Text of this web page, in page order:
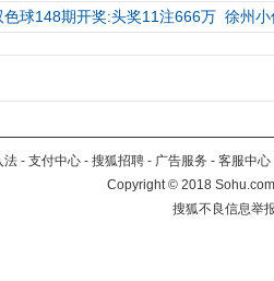
色球148期开奖:头奖11注666万 徐州
法 - 支付中心 - 搜狐招聘 - 广告服务 - 客服中心
Copyright©2018
搜狐不良信息举